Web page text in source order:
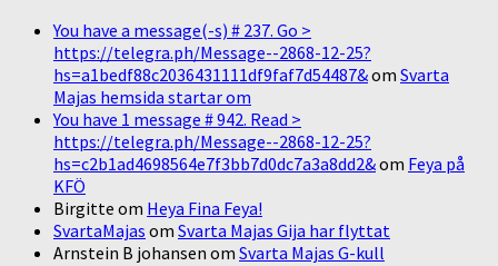
You have a message(-s) # 237. Go >
https://telegra.ph/Message--2868-12-25?
hs=a1bedf88c2036431111df9faf7d54487&om Svarta
Majas hemsida startar om
You have 1 message # 942. Read >
https://telegra.ph/Message--2868-12-25?
hs=c2b1ad4698564e7f3bb7d0dc7a3a8dd2&om Feya på
KFÖ
Birgitte om Heya Fina Feya!
SvartaMajas om Svarta Majas Gija har flyttat
Arnstein B johansen om Svarta Majas G-kull